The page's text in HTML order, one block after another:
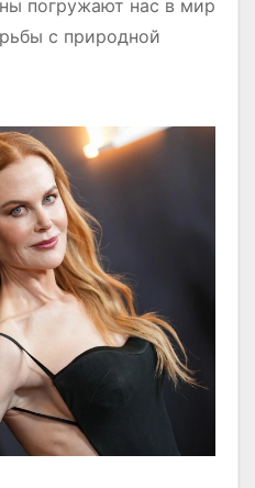
погружают нас в мир
с природной